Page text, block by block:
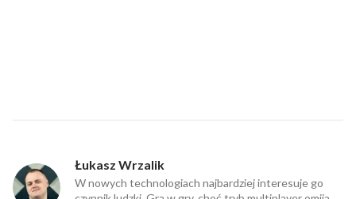
Łukasz Wrzalik
W nowych technologiach najbardziej interesuje go